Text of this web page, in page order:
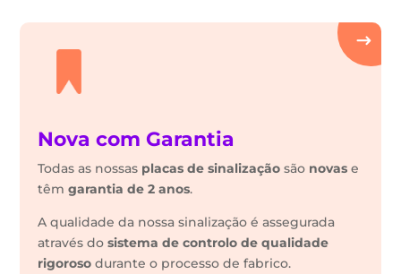
Nova com Garantia
Todas as nossas placas de sinalização são novas e
têmgarantia de 2 anos.
A qualidade da nossa sinalização é assegurada
através dosistema de controlo de qualidade
rigoroso durante o processo de fabrico.